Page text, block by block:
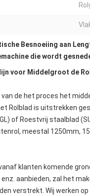
Besnoeiing aan
die wordt
voor Middelgroot de
de het proces het
Rolblad is uitstrekken
GL) of Roestvrij staalblad
meestal 1250mm,
klanten komende
aanbieden, zal het
verstrekt. Wij werken